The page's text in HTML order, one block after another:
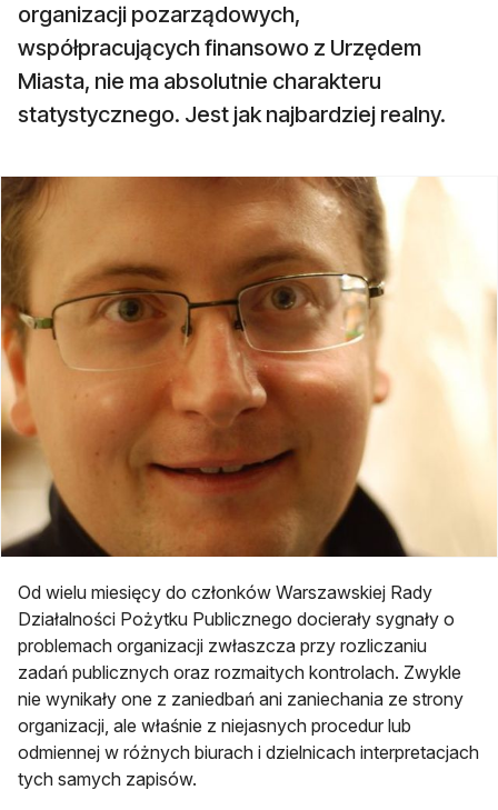
organizacji pozarządowych,
współpracujących finansowo z Urzędem
Miasta, nie ma absolutnie charakteru
statystycznego. Jest jak najbardziej realny.
Od wielu miesięcy do członków Warszawskiej Rady
Działalności Pożytku Publicznego docierały sygnały o
problemach organizacji zwłaszcza przy rozliczaniu
zadań publicznych oraz rozmaitych kontrolach. Zwykle
nie wynikały one z zaniedbań ani zaniechania ze strony
organizacji, ale właśnie z niejasnych procedur lub
odmiennej w różnych biurach i dzielnicach interpretacjach
tych samych zapisów.